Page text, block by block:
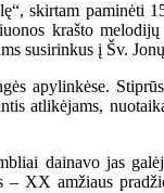
skirtam
krašto
į Šv.
apylinkėse.
atlikėjams,
dainavo jas
XX amžiaus